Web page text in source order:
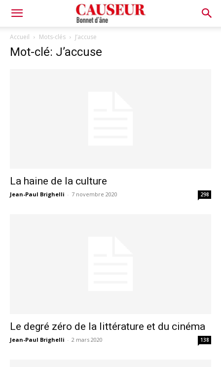
Bonnet
d'âne
Accueil Mots-clés J’accuse
Mot-clé: J’accuse
La haine de la culture
Jean-Paul Brighelli - 7 novembre 2020 298
Le degré zéro de la littérature et du cinéma
Jean-Paul Brighelli - 2 mars 2020 138